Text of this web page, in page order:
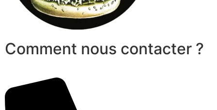
Comment nous contacter ?